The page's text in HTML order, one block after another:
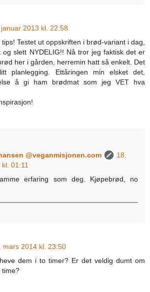
2013 kl. 22:58
Testet ut oppskriften i brød-variant i dag,
slett NYDELIG!! Nå tror jeg faktisk det er
her i gården, herremin hatt så enkelt. Det
planlegging. Ettåringen min elsket det,
å gi ham brødmat som jeg VET hva
@veganmisjonen.com
18.
01:11
erfaring som deg. Kjøpebrød, no
mars 2014 kl. 23:50
dem i to timer? Er det veldig dumt om
time?